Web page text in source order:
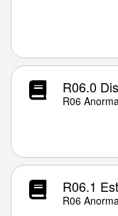
R06.0
R06
R06.1
R06